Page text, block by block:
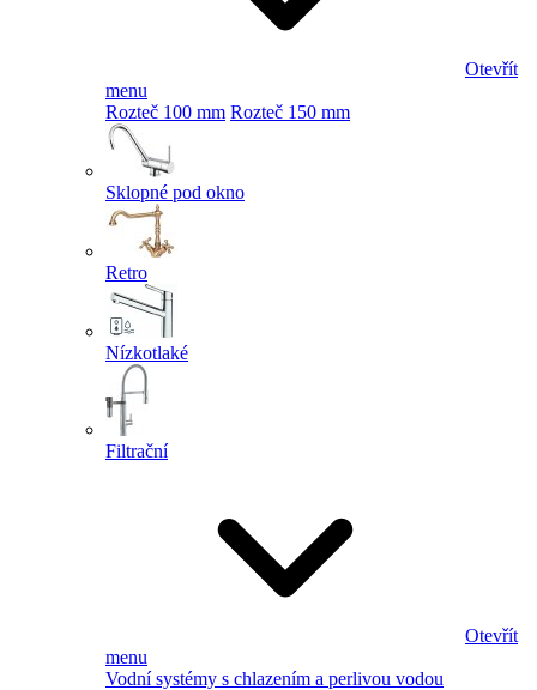
Otevřít
menu
Rozteč 100 mm Rozteč 150 mm
Sklopné pod okno
Retro
Nízkotlaké
Filtrační
Otevřít
menu
Vodní systémy s chlazením a perlivou vodou